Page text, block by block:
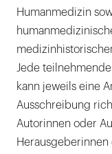
Humanmedizin
Jede
kann jeweils eine
Ausschreibung
Autorinnen oder